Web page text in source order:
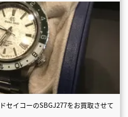
セイコーのSBGJ277をお買取させて